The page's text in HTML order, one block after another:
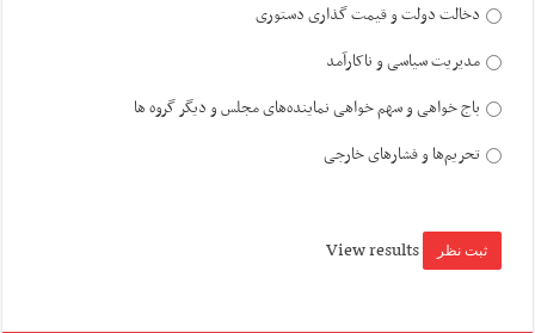
دخالت دولت و قیمت گذاری دستوری
مدیریت سیاسی و ناکارآمد
باج خواهی و سهم خواهی نماینده‌های مجلس و دیگر گروه ها
تحریم‌ها و فشارهای خارجی
View results